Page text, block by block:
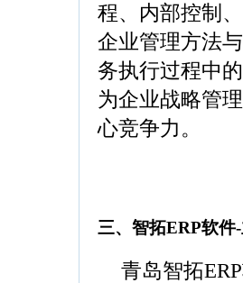
程、内部控制
企业管理方法
务执行过程中
为企业战略管
心竞争力。
三、智拓ERP软
青岛智拓